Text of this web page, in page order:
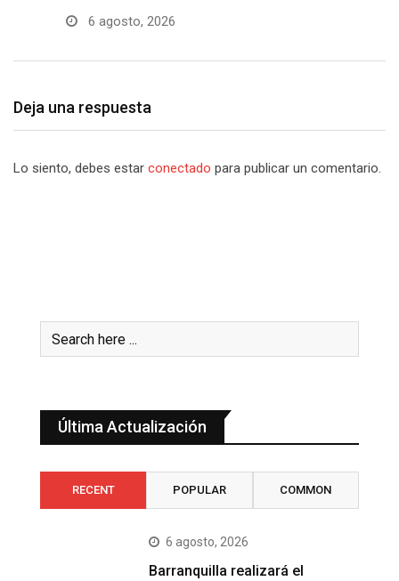
6 agosto, 2026
Deja una respuesta
Lo siento, debes estar conectado para publicar un comentario.
Última Actualización
RECENT POPULAR COMMON
6 agosto, 2026
Barranquilla realizará el